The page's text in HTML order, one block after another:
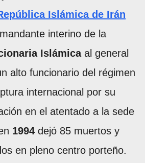
Islámica de Irán
interino de la
Islámicaal general
alto funcionario del régimen
internacional por su
en el atentado a la sede
1994 dejó 85 muertos y
en pleno centro porteño.